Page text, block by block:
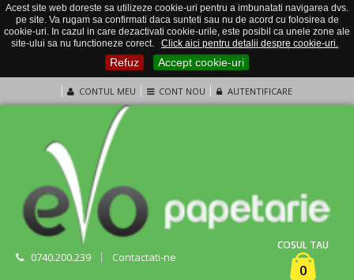
Acest site web doreste sa utilizeze cookie-uri pentru a imbunatati navigarea dvs.
pe site. Va rugam sa confirmati daca sunteti sau nu de acord cu folosirea de
cookie-uri. In cazul in care dezactivati cookie-urile, este posibil ca unele zone ale
site-ului sa nu functioneze corect.
Click aici pentru detalii despre cookie-uri.
Refuz Accept cookie-uri
CONTUL MEU CONT NOU AUTENTIFICARE
0740.200.239 Contactati-ne
COSUL TAU
0